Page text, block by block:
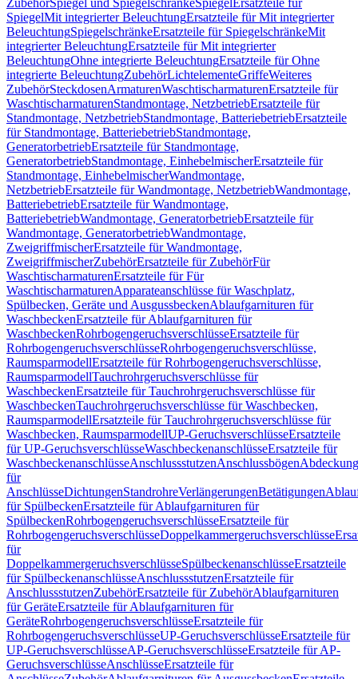
ZubehörSpiegel und SpiegelschränkeSpiegel Ersatzteile für
SpiegelMit integrierter BeleuchtungErsatzteile für Mit integrierter
BeleuchtungSpiegelschränkeErsatzteile für SpiegelschränkeMit
integrierter BeleuchtungErsatzteile für Mit integrierter
BeleuchtungOhne integrierte BeleuchtungErsatzteile für Ohne
integrierte BeleuchtungZubehörLichtelementeGriffeWeiteres
ZubehörSteckdosenArmaturenWaschtischarmaturenErsatzteile für
WaschtischarmaturenStandmontage, NetzbetriebErsatzteile für
Standmontage, NetzbetriebStandmontage, BatteriebetriebErsatzteile
für Standmontage, BatteriebetriebStandmontage,
GeneratorbetriebErsatzteile für Standmontage,
GeneratorbetriebStandmontage, EinhebelmischerErsatzteile für
Standmontage, EinhebelmischerWandmontage,
NetzbetriebErsatzteile für Wandmontage, NetzbetriebWandmontage,
BatteriebetriebErsatzteile für Wandmontage,
BatteriebetriebWandmontage, GeneratorbetriebErsatzteile für
Wandmontage, GeneratorbetriebWandmontage,
ZweigriffmischerErsatzteile für Wandmontage,
ZweigriffmischerZubehörErsatzteile für ZubehörFür
WaschtischarmaturenErsatzteile für Für
WaschtischarmaturenApparateanschlüsse für Waschplatz,
Spülbecken, Geräte und AusgussbeckenAblaufgarnituren für
WaschbeckenErsatzteile für Ablaufgarnituren für
WaschbeckenRohrbogengeruchsverschlüsseErsatzteile für
RohrbogengeruchsverschlüsseRohrbogengeruchsverschlüsse,
RaumsparmodellErsatzteile für Rohrbogengeruchsverschlüsse,
RaumsparmodellTauchrohrgeruchsverschlüsse für
WaschbeckenErsatzteile für Tauchrohrgeruchsverschlüsse für
WaschbeckenTauchrohrgeruchsverschlüsse für Waschbecken,
RaumsparmodellErsatzteile für Tauchrohrgeruchsverschlüsse für
Waschbecken, RaumsparmodellUP-GeruchsverschlüsseErsatzteile
für UP-GeruchsverschlüsseWaschbeckenanschlüsseErsatzteile für
WaschbeckenanschlüsseAnschlussstutzenAnschlussbögen
für
AnschlüsseDichtungenStandrohreVerlängerungenBetätigungen
für SpülbeckenErsatzteile für Ablaufgarnituren für
SpülbeckenRohrbogengeruchsverschlüsseErsatzteile für
RohrbogengeruchsverschlüsseDoppelkammergeruchsverschlüsse
für
DoppelkammergeruchsverschlüsseSpülbeckenanschlüsseErsatzteile
für SpülbeckenanschlüsseAnschlussstutzenErsatzteile für
AnschlussstutzenZubehörErsatzteile für ZubehörAblaufgarnituren
für GeräteErsatzteile für Ablaufgarnituren für
GeräteRohrbogengeruchsverschlüsseErsatzteile für
RohrbogengeruchsverschlüsseUP-GeruchsverschlüsseErsatzteile für
UP-GeruchsverschlüsseAP-GeruchsverschlüsseErsatzteile für AP-
GeruchsverschlüsseAnschlüsseErsatzteile für